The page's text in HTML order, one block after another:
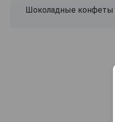
Шоколадные конфеты